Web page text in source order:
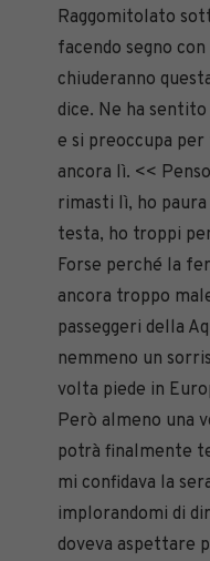
Raggomitolato
facendo segno
chiuderanno
dice. Ne ha
e si preoccupa
ancora lì. <<
rimasti lì, ho
testa, ho troppi
Forse perché la
ancora troppo
passeggeri della
nemmeno un
volta piede in
Però almeno una
potrà finalmente
mi confidava la
implorandomi di
doveva aspettare